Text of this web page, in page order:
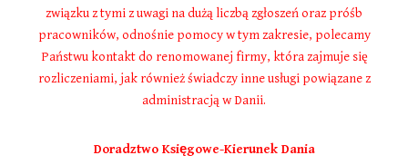
związku z tymi z uwagi na dużą liczbą zgłoszeń oraz próśb
pracowników, odnośnie pomocy w tym zakresie, polecamy
Państwu kontakt do renomowanej firmy, która zajmuje się
rozliczeniami, jak również świadczy inne usługi powiązane z
administracją w Danii.
Doradztwo Księgowe-Kierunek Dania